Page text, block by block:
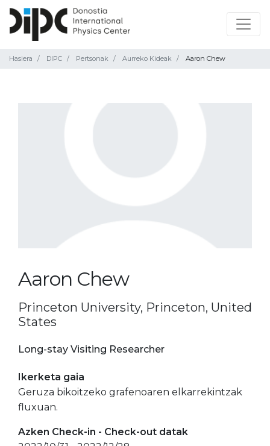
Hasiera DIPC Pertsonak Aurreko Kideak Aaron Chew
Aaron Chew
Princeton University, Princeton, United
States
Long-stay Visiting Researcher
Ikerketa gaia
Geruza bikoitzeko grafenoaren elkarrekintzak
fluxuan.
Azken Check-in - Check-out datak